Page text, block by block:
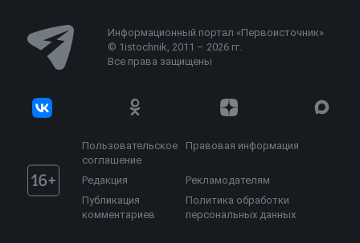
Информационный портал «Первоисточник»
© 1istochnik, 2011 – 2026 гг.
Все права защищены
Пользовательское
соглашение
Правовая информация
Редакция
Рекламодателям
Публикация
комментариев
Политика обработки
персональных данных